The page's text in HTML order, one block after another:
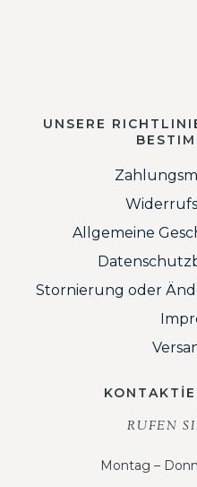
UNSERE
Allgemeine
Stornierung oder
RUFEN
Montag –